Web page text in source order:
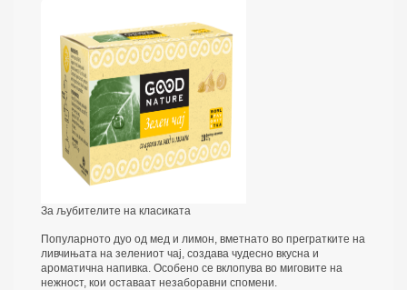
За љубителите на класиката
Популарното дуо од мед и лимон, вметнато во прегратките на
ливчињата на зелениот чај, создава чудесно вкусна и
ароматична напивка. Особено се вклопува во миговите на
нежност, кои оставаат незаборавни спомени.